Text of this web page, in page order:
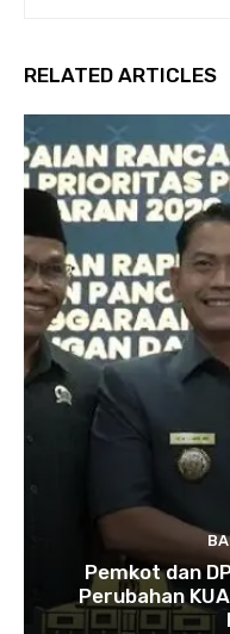
RELATED ARTICLES
Pemkot dan
Perubahan